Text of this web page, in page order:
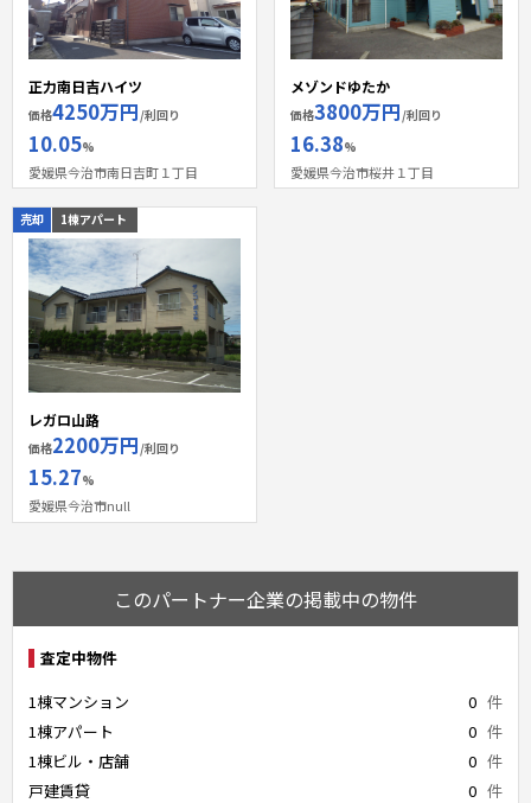
正力南日吉ハイツ
価格4250万円 /利回り
10.05%
愛媛県今治市南日吉町１丁目
メゾンドゆたか
価格3800万円 /利回り
16.38%
愛媛県今治市桜井１丁目
売却 1棟アパート
レガロ山路
価格2200万円 /利回り
15.27%
愛媛県今治市null
このパートナー企業の掲載中の物件
査定中物件
1棟マンション
0 件
1棟アパート
0 件
1棟ビル・店舗
0 件
戸建賃貸
0 件